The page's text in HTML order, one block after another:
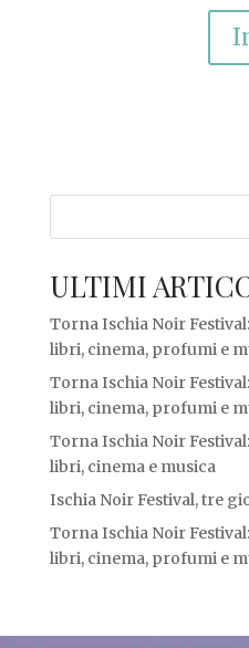
ULTIMI
Torna Ischia Noir
libri, cinema, profumi e
Torna Ischia Noir
libri, cinema, profumi e
Torna Ischia Noir
libri, cinema e musica
Ischia Noir Festival, tre
Torna Ischia Noir
libri, cinema, profumi e